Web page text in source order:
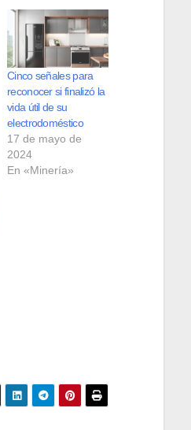
Cinco señales para
reconocer si finalizó la
vida útil de su
electrodoméstico
17 de mayo de
2024
En «Minería»